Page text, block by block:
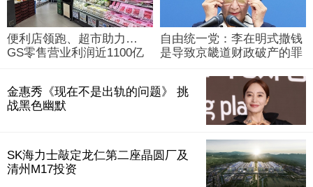
便利店领跑、超市助力…
GS零售营业利润近1100亿
自由统一党：李在明式撒钱
是导致京畿道财政破产的罪
金惠秀《现在不是出轨的问题》 挑
战黑色幽默
SK海力士敲定龙仁第二座晶圆厂及
清州M17投资